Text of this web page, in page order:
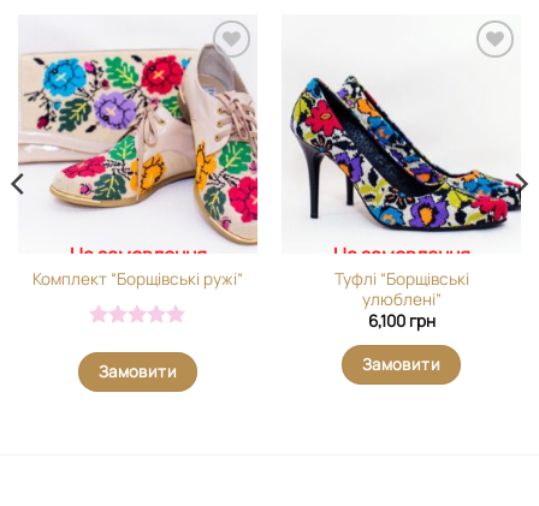
Додати
виріб у
вибране
На замовлення
Комплект “Борщівські ружі”
з 5
Замовити
На замовлення
Туфлі “Борщівські
улюблені”
6,100 грн
Замовити